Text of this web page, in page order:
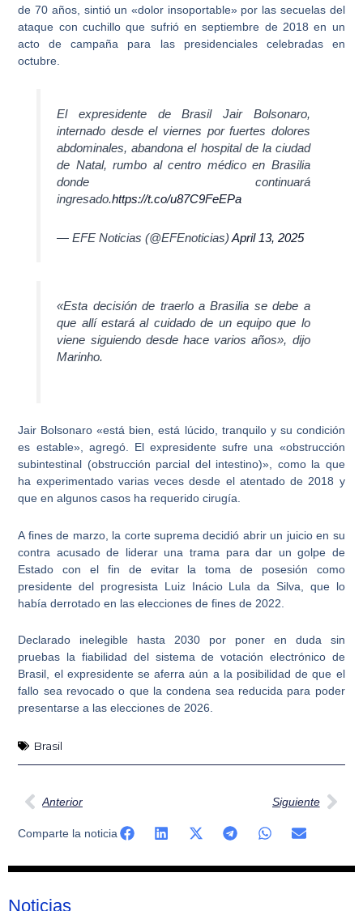
de 70 años, sintió un «dolor insoportable» por las secuelas del
ataque con cuchillo que sufrió en septiembre de 2018 en un
acto de campaña para las presidenciales celebradas en
octubre.
El expresidente de Brasil Jair Bolsonaro,
internado desde el viernes por fuertes dolores
abdominales, abandona el hospital de la ciudad
de Natal, rumbo al centro médico en Brasilia
donde continuará
ingresado.https://t.co/u87C9FeEPa
— EFE Noticias (@EFEnoticias)April 13, 2025
«Esta decisión de traerlo a Brasilia se debe a
que allí estará al cuidado de un equipo que lo
viene siguiendo desde hace varios años», dijo
Marinho.
Jair Bolsonaro «está bien, está lúcido, tranquilo y su condición
es estable», agregó. El expresidente sufre una «obstrucción
subintestinal (obstrucción parcial del intestino)», como la que
ha experimentado varias veces desde el atentado de 2018 y
que en algunos casos ha requerido cirugía.
A fines de marzo, la corte suprema decidió abrir un juicio en su
contra acusado de liderar una trama para dar un golpe de
Estado con el fin de evitar la toma de posesión como
presidente del progresista Luiz Inácio Lula da Silva, que lo
había derrotado en las elecciones de fines de 2022.
Declarado inelegible hasta 2030 por poner en duda sin
pruebas la fiabilidad del sistema de votación electrónico de
Brasil , el expresidente se aferra aún a la posibilidad de que el
fallo sea revocado o que la condena sea reducida para poder
presentarse a las elecciones de 2026.
Brasil
Ant
Anterior Siguiente
Comparte la noticia
Noticias